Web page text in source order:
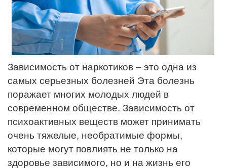
Зависимость от наркотиков – это одна из
самых серьезных болезней Эта болезнь
поражает многих молодых людей в
современном обществе. Зависимость от
психоактивных веществ может принимать
очень тяжелые, необратимые формы,
которые могут повлиять не только на
здоровье зависимого, но и на жизнь его